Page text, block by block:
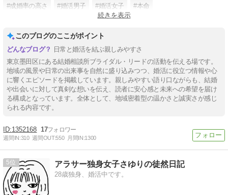
#成婚率の高さ #婚活男子 #婚活女子 #本命
続きを表示
このブログのここがポイント
日常と婚活を結ぶ親しみやすさ
東京墨田区にある結婚相談所ブライダル・リードの活動を伝える場です。
地域の風景や日常の出来事を自然に盛り込みつつ、婚活に役立つ情報や心
に響くエピソードを掲載しています。親しみやすい語り口ながらも、結婚
や出会いに対して真剣な想いを伝え、読者に安心感と未来への希望を届け
る構成となっています。全体として、地域密着型の温かさと誠実さが感じ
られる内容です。
1352168 17
週間IN:310 週間OUT:550 月間IN:1300
5 アラサー独身女子さゆりの徒然日記
28歳独身、婚活中です。